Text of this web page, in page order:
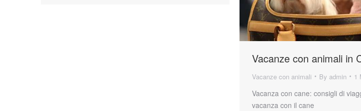
Vacanze con animali in
Vacanze con animali By admin 1
Vacanza con cane: consigli di
vacanza con il cane